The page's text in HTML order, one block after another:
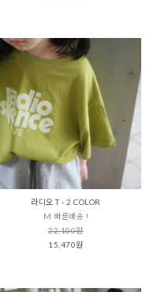
라디오 T - 2 COLOR
M 빠른배송 !
22,100원
15,470원